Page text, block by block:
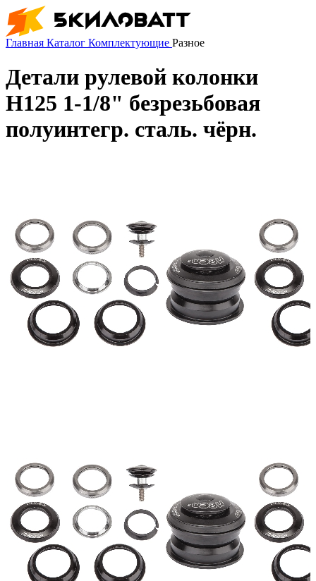
Главная Каталог Комплектующие Разное
Детали рулевой колонки
H125 1-1/8" безрезьбовая
полуинтегр. сталь. чёрн.